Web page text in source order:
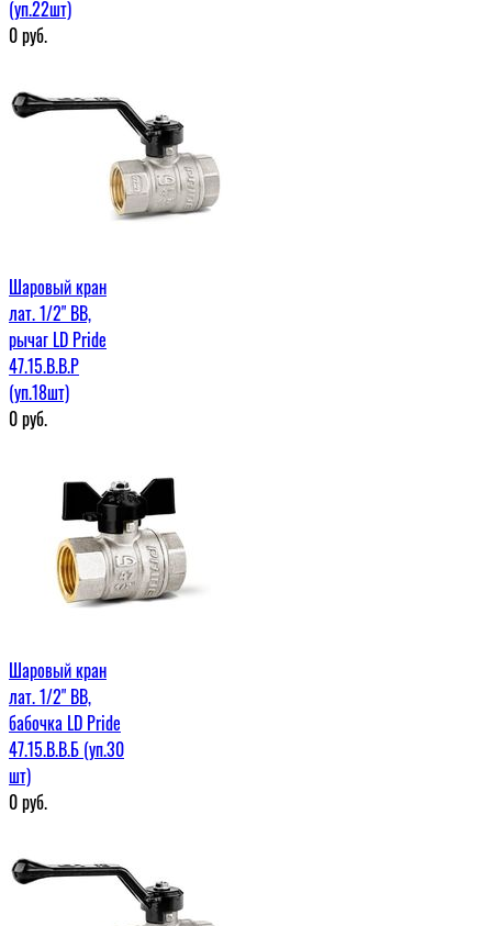
(уп.22шт)
0руб.
Шаровый кран
лат. 1/2" ВВ,
рычаг LD Pride
47.15.В.В.Р
(уп.18шт)
0руб.
Шаровый кран
лат. 1/2" ВВ,
бабочка LD Pride
47.15.В.В.Б (уп.30
шт)
0руб.